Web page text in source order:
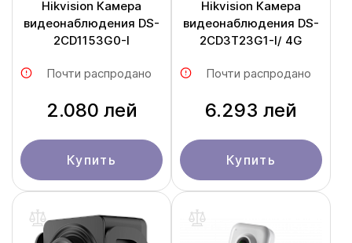
Hikvision Камера
видеонаблюдения DS-
2CD1153G0-I
Почти распродано
2.080 лей
Купить
Hikvision Камера
видеонаблюдения DS-
2CD3T23G1-I/ 4G
Почти распродано
6.293 лей
Купить